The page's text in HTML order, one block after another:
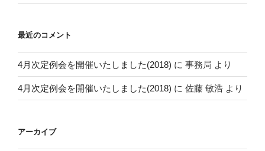
最近のコメント
4月次定例会を開催いたしました(2018) に 事務局 より
4月次定例会を開催いたしました(2018) に 佐藤 敏浩 より
アーカイブ